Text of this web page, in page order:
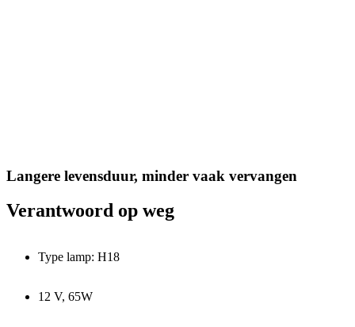
Langere levensduur, minder vaak vervangen
Verantwoord op weg
Type lamp: H18
12 V, 65W